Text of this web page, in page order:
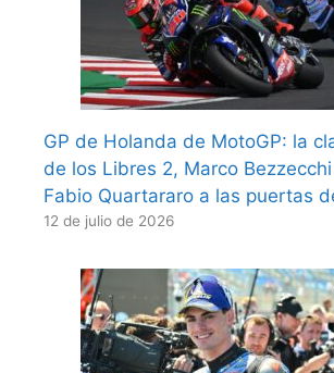
GP de Holanda de MotoGP: la
de los Libres 2, Marco
Fabio Quartararo a las puertas
12 de julio de 2026